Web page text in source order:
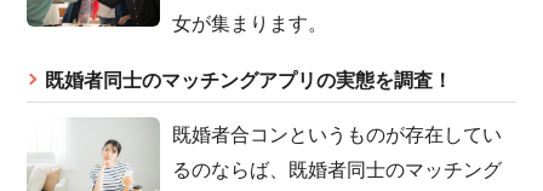
女が集まります。
既婚者同士のマッチングアプリの実態を調査！
既婚者合コンというものが存在してい
るのならば、既婚者同士のマッチング